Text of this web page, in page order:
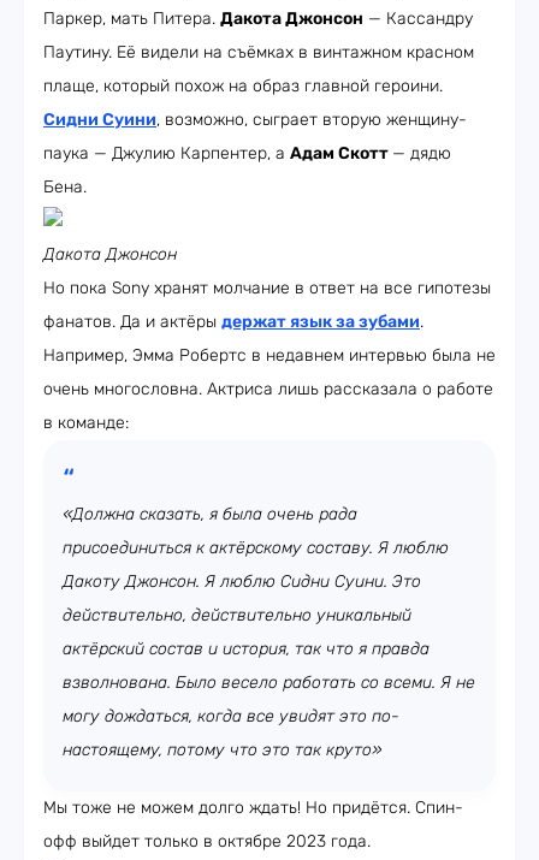
Паркер, мать Питера. Дакота Джонсон — Кассандру
Паутину. Её видели на съёмках в винтажном красном
плаще, который похож на образ главной героини.
Сидни Суини, возможно, сыграет вторую женщину-
паука — Джулию Карпентер, а Адам Скотт — дядю
Бена.
Дакота Джонсон
Но пока Sony хранят молчание в ответ на все гипотезы
фанатов. Да и актёры держат язык за зубами.
Например, Эмма Робертс в недавнем интервью была не
очень многословна. Актриса лишь рассказала о работе
в команде:
«Должна сказать, я была очень рада
присоединиться к актёрскому составу. Я люблю
Дакоту Джонсон. Я люблю Сидни Суини. Это
действительно, действительно уникальный
актёрский состав и история, так что я правда
взволнована. Было весело работать со всеми. Я не
могу дождаться, когда все увидят это по-
настоящему, потому что это так круто»
Мы тоже не можем долго ждать! Но придётся. Спин-
офф выйдет только в октябре 2023 года.